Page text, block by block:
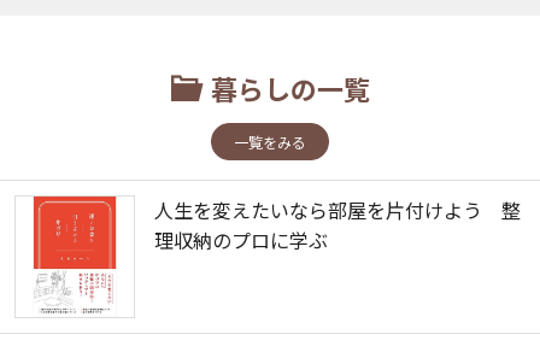
暮らしの一覧
一覧をみる
人生を変えたいなら部屋を片付けよう 整
理収納のプロに学ぶ